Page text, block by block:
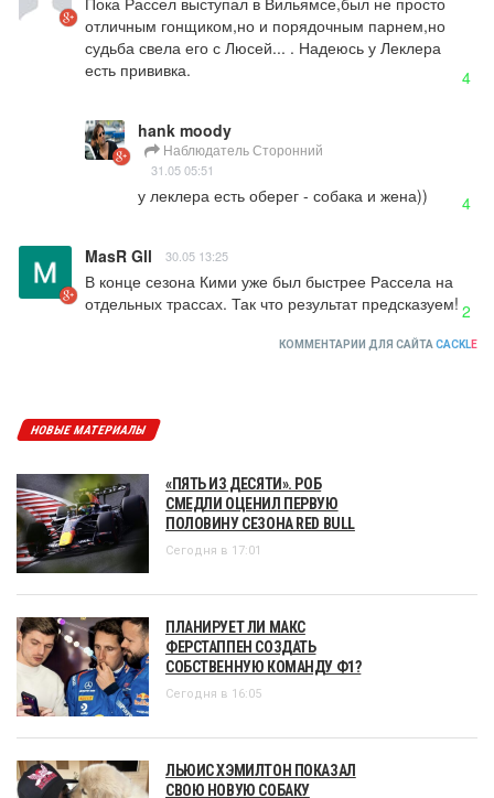
отличным гонщиком,но и порядочным парнем,но
судьба свела его с Люсей... . Надеюсь у Леклера
есть прививка.
4
hank moody
Наблюдатель Сторонний
31.05 05:51
у леклера есть оберег - собака и жена)) 4
MasR Gll 30.05 13:25
В конце сезона Кими уже был быстрее Рассела на
отдельных трассах. Так что результат предсказуем! 2
КОММЕНТАРИИ ДЛЯ САЙТА CACKLE
НОВЫЕ МАТЕРИАЛЫ
«ПЯТЬ ИЗ ДЕСЯТИ». РОБ
СМЕДЛИ ОЦЕНИЛ ПЕРВУЮ
ПОЛОВИНУ СЕЗОНА RED BULL
Сегодня в 17:01
ПЛАНИРУЕТ ЛИ МАКС
ФЕРСТАППЕН СОЗДАТЬ
СОБСТВЕННУЮ КОМАНДУ Ф1?
Сегодня в 16:05
ЛЬЮИС ХЭМИЛТОН ПОКАЗАЛ
СВОЮ НОВУЮ СОБАКУ